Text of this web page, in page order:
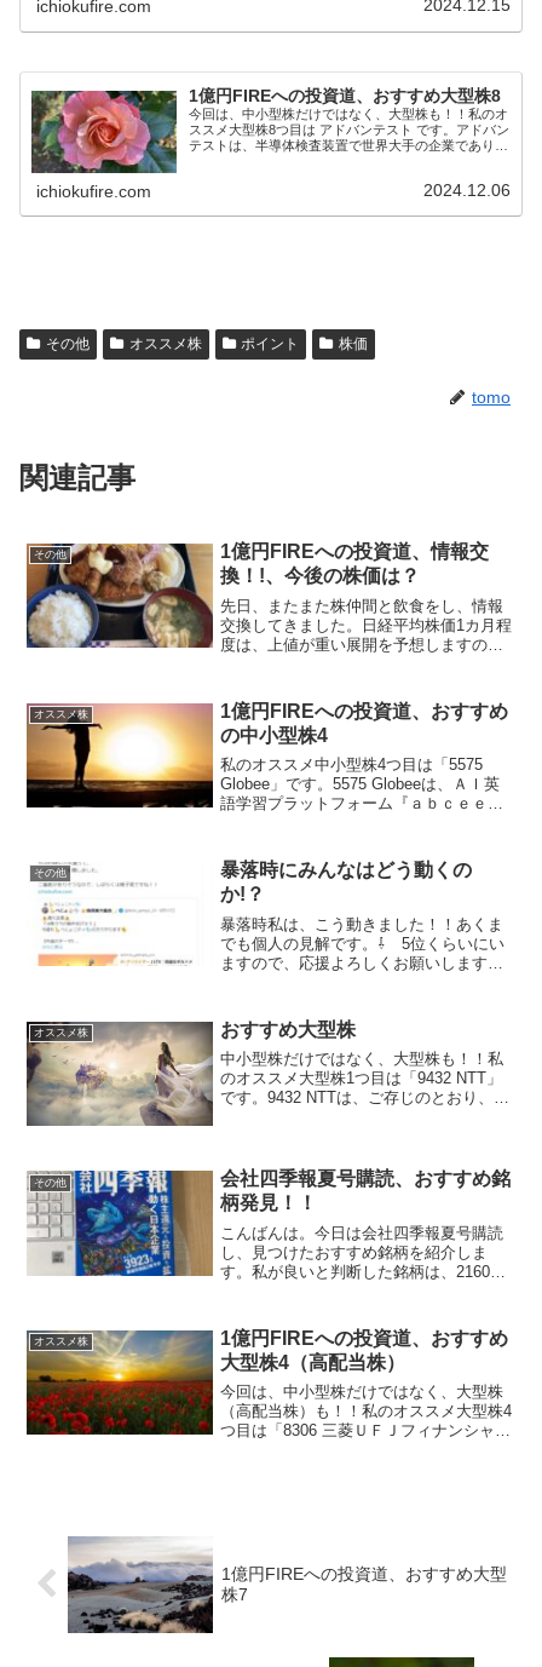
ichiokufire.com 2024.12.15
1億円FIREへの投資道、おすすめ大型株8
今回は、中小型株だけではなく、大型株も！！私のオ
ススメ大型株8つ目は アドバンテスト です。アドバン
テストは、半導体検査装置で世界大手の企業であり、
ichiokufire.com 2024.12.06
その他 オススメ株 ポイント 株価
tomo
関連記事
その他
1億円FIREへの投資道、情報交
換！!、今後の株価は？
先日、またまた株仲間と飲食をし、情報
交換してきました。日経平均株価1カ月程
度は、上値が重い展開を予想しますの
アメリカ長期金利も上げどまり、原油価
格も下がっているので、そろ...
オススメ株
1億円FIREへの投資道、おすすめ
の中小型株4
私のオススメ中小型株4つ目は「5575
Globee」です。5575 Globeeは、ＡＩ英
語学習プラットフォーム『ａｂｃｅｅ
上、営業利益は赤字から黒字転換し毎年
増加、...
その他
暴落時にみんなはどう動くの
か!？
暴落時私は、こう動きました！！あくま
でも個人の見解です。⇩ 5位くらいにい
ますので、応援よろしくお願いします ⇩
オススメ株 おすすめ大型株
中小型株だけではなく、大型株も！！私
のオススメ大型株1つ目は「9432 NTT」
です。9432 NTTは、ご存じのとおり、ド
が、安...
その他
会社四季報夏号購読、おすすめ銘
柄発見！！
こんばんは。今日は会社四季報夏号購読
し、見つけたおすすめ銘柄を紹介しま
す。私が良いと判断した銘柄は、2160
算が出るまで様子見です△2980 SREアナ
リスト予想よ...
オススメ株
1億円FIREへの投資道、おすすめ
大型株4（高配当株）
今回は、中小型株だけではなく、大型株
（高配当株）も！！私のオススメ大型株4
つ目は「8306 三菱ＵＦＪフィナンシャ
1億円FIREへの投資道、おすすめ大型
株7